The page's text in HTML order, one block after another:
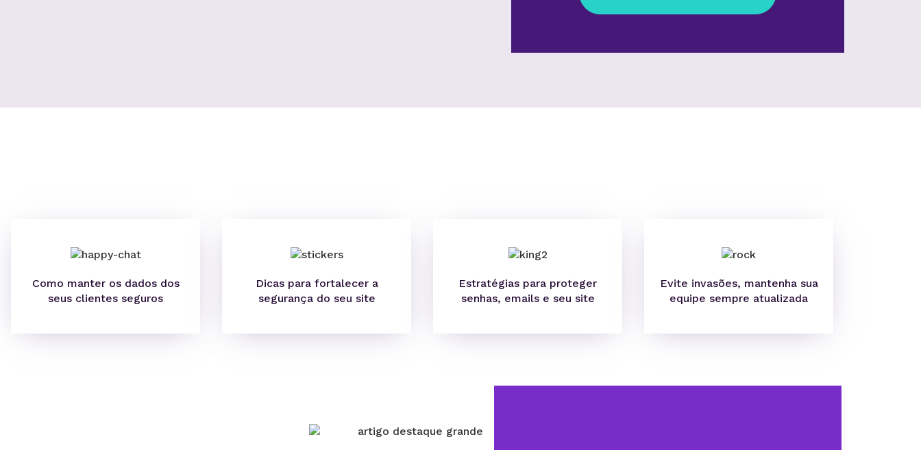
Como manter os dados dos
seus clientes seguros
Dicas para fortalecer a
segurança do seu site
Estratégias para proteger
senhas, emails e seu site
Evite invasões, mantenha sua
equipe sempre atualizada